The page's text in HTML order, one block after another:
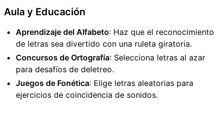
Aula y Educación
Aprendizaje del Alfabeto: Haz que el reconocimiento
de letras sea divertido con una ruleta giratoria.
Concursos de Ortografía: Selecciona letras al azar
para desafíos de deletreo.
Juegos de Fonética: Elige letras aleatorias para
ejercicios de coincidencia de sonidos.